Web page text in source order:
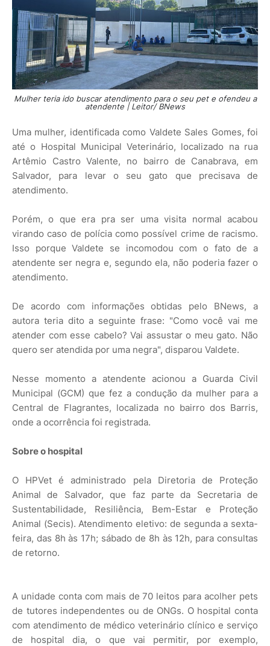
Mulher teria ido buscar atendimento para o seu pet e ofendeu a
atendente | Leitor/ BNews
Uma mulher, identificada como Valdete Sales Gomes, foi
até o Hospital Municipal Veterinário, localizado na rua
Artêmio Castro Valente, no bairro de Canabrava, em
Salvador, para levar o seu gato que precisava de
atendimento.
Porém, o que era pra ser uma visita normal acabou
virando caso de polícia como possível crime de racismo.
Isso porque Valdete se incomodou com o fato de a
atendente ser negra e, segundo ela, não poderia fazer o
atendimento.
De acordo com informações obtidas pelo BNews, a
autora teria dito a seguinte frase: "Como você vai me
atender com esse cabelo? Vai assustar o meu gato. Não
quero ser atendida por uma negra", disparou Valdete.
Nesse momento a atendente acionou a Guarda Civil
Municipal (GCM) que fez a condução da mulher para a
Central de Flagrantes, localizada no bairro dos Barris,
onde a ocorrência foi registrada.
Sobre o hospital
O HPVet é administrado pela Diretoria de Proteção
Animal de Salvador, que faz parte da Secretaria de
Sustentabilidade, Resiliência, Bem-Estar e Proteção
Animal (Secis). Atendimento eletivo: de segunda a sexta-
feira, das 8h às 17h; sábado de 8h às 12h, para consultas
de retorno.
A unidade conta com mais de 70 leitos para acolher pets
de tutores independentes ou de ONGs. O hospital conta
com atendimento de médico veterinário clínico e serviço
de hospital dia, o que vai permitir, por exemplo,